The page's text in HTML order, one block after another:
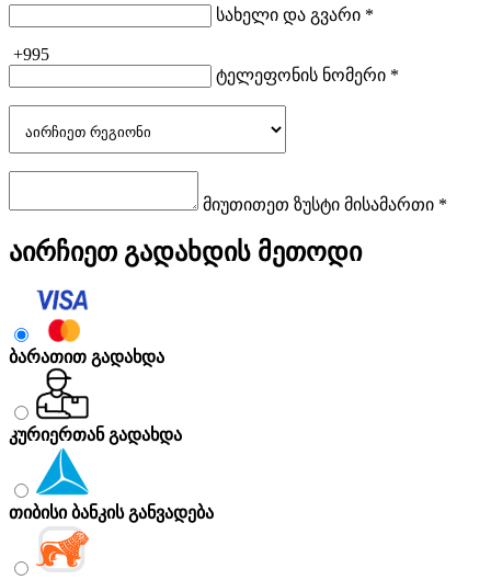
სახელი და გვარი *
+995
ტელეფონის ნომერი *
მიუთითეთ ზუსტი მისამართი *
აირჩიეთ გადახდის მეთოდი
ბარათით გადახდა
კურიერთან გადახდა
თიბისი ბანკის განვადება